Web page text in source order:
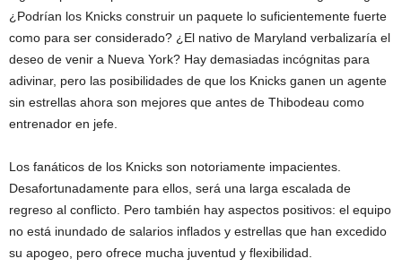
¿Podrían los Knicks construir un paquete lo suficientemente fuerte
como para ser considerado? ¿El nativo de Maryland verbalizaría el
deseo de venir a Nueva York? Hay demasiadas incógnitas para
adivinar, pero las posibilidades de que los Knicks ganen un agente
sin estrellas ahora son mejores que antes de Thibodeau como
entrenador en jefe.
Los fanáticos de los Knicks son notoriamente impacientes.
Desafortunadamente para ellos, será una larga escalada de
regreso al conflicto. Pero también hay aspectos positivos: el equipo
no está inundado de salarios inflados y estrellas que han excedido
su apogeo, pero ofrece mucha juventud y flexibilidad.